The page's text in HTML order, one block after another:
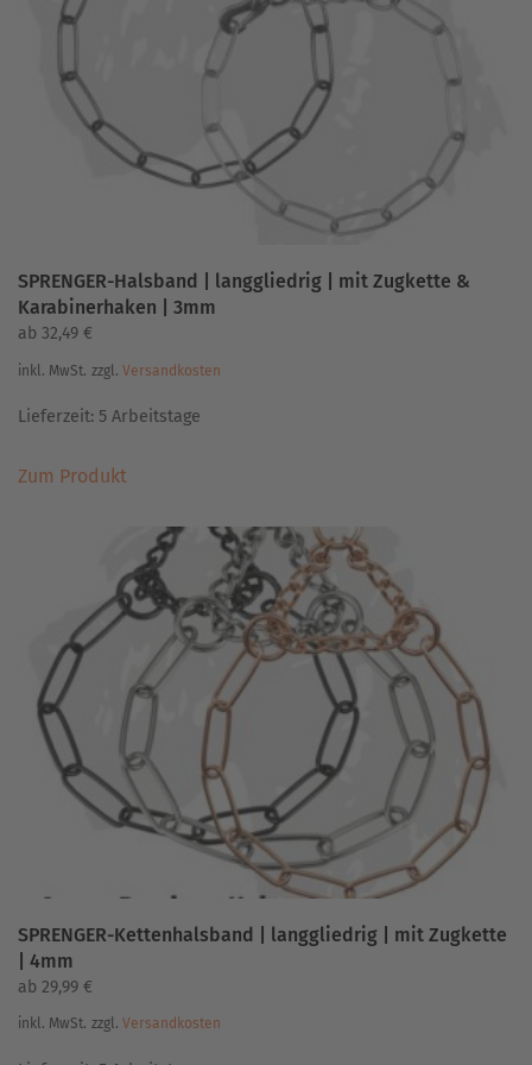
gewählt
werden
SPRENGER-Halsband | langgliedrig | mit Zugkette &
Karabinerhaken | 3mm
ab 32,49 €
inkl. MwSt. zzgl. Versandkosten
Lieferzeit: 5 Arbeitstage
Zum ProduktProdukt
mehrere
Varianten
auf.
Die
Optionen
können
auf
der
Produktseite
gewählt
werden
SPRENGER-Kettenhalsband | langgliedrig | mit Zugkette
| 4mm
ab 29,99 €
inkl. MwSt. zzgl. Versandkosten